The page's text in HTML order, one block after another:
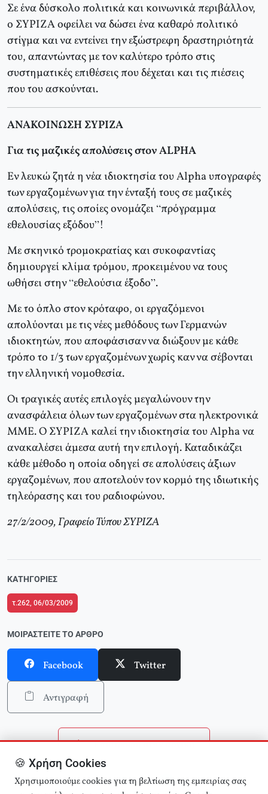
Σε ένα δύσκολο πολιτικά και κοινωνικά περιβάλλον,
ο ΣΥΡΙΖΑ οφείλει να δώσει ένα καθαρό πολιτικό
στίγμα και να εντείνει την εξώστρεφη δραστηριότητά
του, απαντώντας με τον καλύτερο τρόπο στις
συστηματικές επιθέσεις που δέχεται και τις πιέσεις
που του ασκούνται.
ΑΝΑΚΟΙΝΩΣΗ ΣΥΡΙΖΑ
Για τις μαζικές απολύσεις στον ALPHA
Εν λευκώ ζητά η νέα ιδιοκτησία του Alpha υπογραφές
των εργαζομένων για την ένταξή τους σε μαζικές
απολύσεις, τις οποίες ονομάζει “πρόγραμμα
εθελουσίας εξόδου”!
Με σκηνικό τρομοκρατίας και συκοφαντίας
δημιουργεί κλίμα τρόμου, προκειμένου να τους
ωθήσει στην “εθελούσια έξοδο”.
Με το όπλο στον κρόταφο, οι εργαζόμενοι
απολύονται με τις νέες μεθόδους των Γερμανών
ιδιοκτητών, που αποφάσισαν να διώξουν με κάθε
τρόπο το 1/3 των εργαζομένων χωρίς καν να σέβονται
την ελληνική νομοθεσία.
Οι τραγικές αυτές επιλογές μεγαλώνουν την
ανασφάλεια όλων των εργαζομένων στα ηλεκτρονικά
ΜΜΕ. Ο ΣΥΡΙΖΑ καλεί την ιδιοκτησία του Alpha να
ανακαλέσει άμεσα αυτή την επιλογή. Καταδικάζει
κάθε μέθοδο η οποία οδηγεί σε απολύσεις άξιων
εργαζομένων, που αποτελούν τον κορμό της ιδιωτικής
τηλεόρασης και του ραδιοφώνου.
27/2/2009, Γραφείο Τύπου ΣΥΡΙΖΑ
ΚΑΤΗΓΟΡΊΕΣ
τ.262, 06/03/2009
ΜΟΙΡΑΣΤΕΊΤΕ ΤΟ ΆΡΘΡΟ
Facebook Twitter
Αντιγραφή
Επιστροφή στην αρχική
Αναζήτηση άρθρων
🍪 Χρήση Cookies
Χρησιμοποιούμε cookies για τη βελτίωση της εμπειρίας σας